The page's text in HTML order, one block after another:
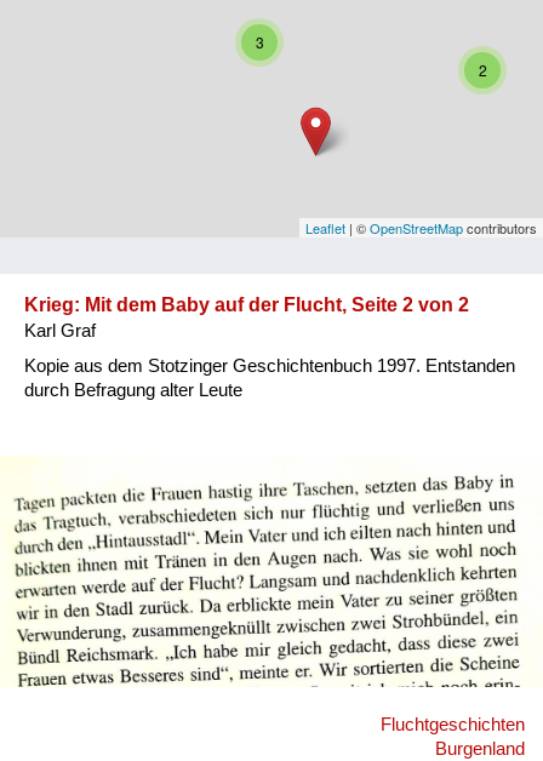
Oberösterreich
Salzburg
Steiermark
Vorarlberg
Besatzungsmächte
Versorgung
Heimkehrer
Fluchtgeschichten
Familiengeschichten
Schule und Ausbildung
Wiederaufbau und
3
2
Leaflet | ©OpenStreetMapcontributors
Krieg: Mit dem Baby auf der Flucht, Seite 2 von 2
Karl Graf
Kopie aus dem Stotzinger Geschichtenbuch 1997. Entstanden
durch Befragung alter Leute
Fluchtgeschichten
Burgenland